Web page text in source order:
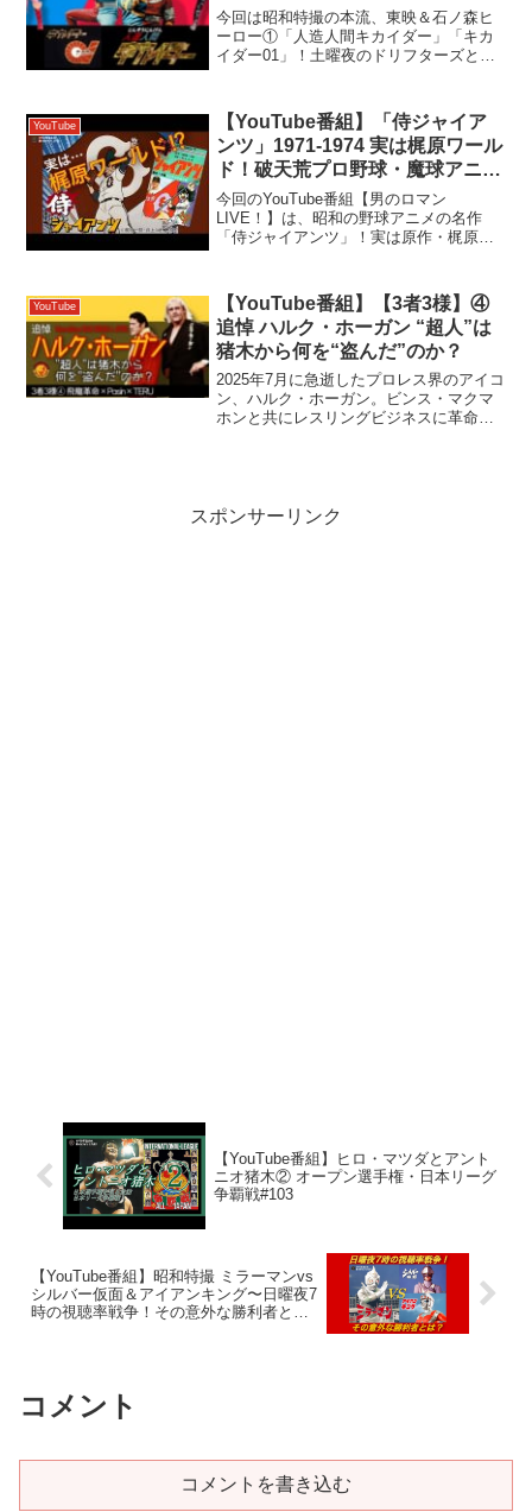
～1974）
今回は昭和特撮の本流、東映＆石ノ森ヒ
ーロー①「人造人間キカイダー」「キカ
イダー01」！土曜夜のドリフターズとの
ャラ、ネーミングに隠された秘密などな
ど…お楽しみください。...
YouTube
【YouTube番組】「侍ジャイア
ンツ」1971-1974 実は梶原ワール
ド！破天荒プロ野球・魔球アニメ
は少年ジャンプが原作だった
#100
今回のYouTube番組【男のロマン
LIVE！】は、昭和の野球アニメの名作
「侍ジャイアンツ」！実は原作・梶原一
魔球の数々、ルパンやハイジ、ヤマトと
の関係、子門真人の...
YouTube
【YouTube番組】【3者3様】④
追悼 ハルク・ホーガン “超人”は
猪木から何を“盗んだ”のか？
2025年7月に急逝したプロレス界のアイコ
ン、ハルク・ホーガン。ビンス・マクマ
ホンと共にレスリングビジネスに革命を
スポンサーリンク
【YouTube番組】ヒロ・マツダとアント
ニオ猪木② オープン選手権・日本リーグ
争覇戦#103
【YouTube番組】昭和特撮 ミラーマンvs
シルバー仮面＆アイアンキング〜日曜夜7
時の視聴率戦争！その意外な勝利者と
コメント
コメントを書き込む